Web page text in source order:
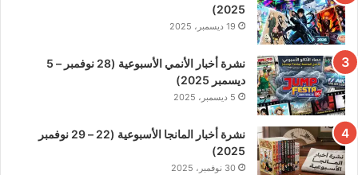
2025)
19 ديسمبر، 2025
نشرة أخبار الأنمي الأسبوعية (28 نوفمبر – 5
ديسمبر 2025)
5 ديسمبر، 2025
نشرة أخبار المانجا الأسبوعية (22 – 29 نوفمبر
2025)
30 نوفمبر، 2025